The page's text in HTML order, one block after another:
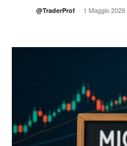
@TraderProf - 1 Maggio 2026